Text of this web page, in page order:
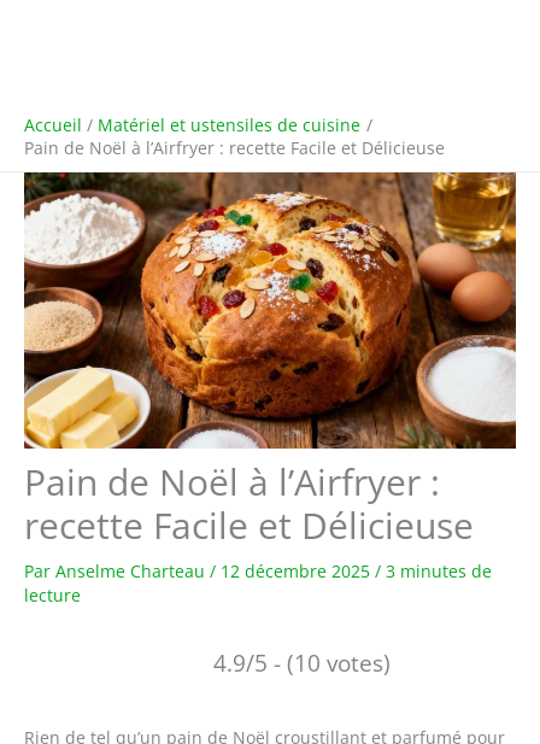
Accueil
Matériel et ustensiles de cuisine
Pain de Noël à l’Airfryer : recette Facile et Délicieuse
Pain de Noël à l’Airfryer :
recette Facile et Délicieuse
Par Anselme Charteau / 12 décembre 2025 / 3 minutes de
lecture
4.9/5 - (10 votes)
Rien de tel qu’un pain de Noël croustillant et parfumé pour